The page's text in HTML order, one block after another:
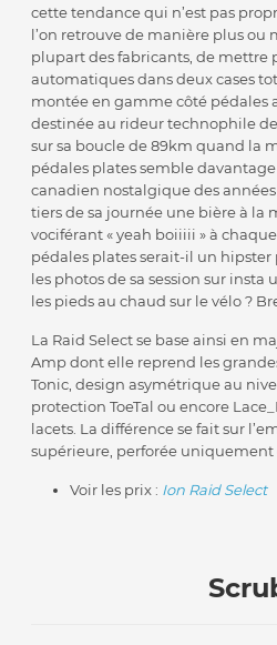
cette tendance qui n’est pas
l’on retrouve de manière plus ou
plupart des fabricants, de mettre
automatiques dans deux cases
montée en gamme côté pédales
destinée au rideur technophile
sur sa boucle de 89km quand la
pédales plates semble
canadien nostalgique des
tiers de sa journée une bière à la
vociférant « yeah boiiiii » à
pédales plates serait-il un hipster
les photos de sa session sur insta
les pieds au chaud sur le vélo ?
La Raid Select se base ainsi en
Amp dont elle reprend les
Tonic, design asymétrique au
protection ToeTal ou encore
lacets. La différence se fait sur
supérieure, perforée uniquement
Voir les prix : Ion Raid Select